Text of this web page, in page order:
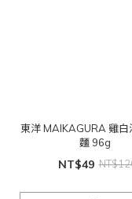
東洋 MAIKAGURA 雞白湯風味杯
麵 96g
NT$49